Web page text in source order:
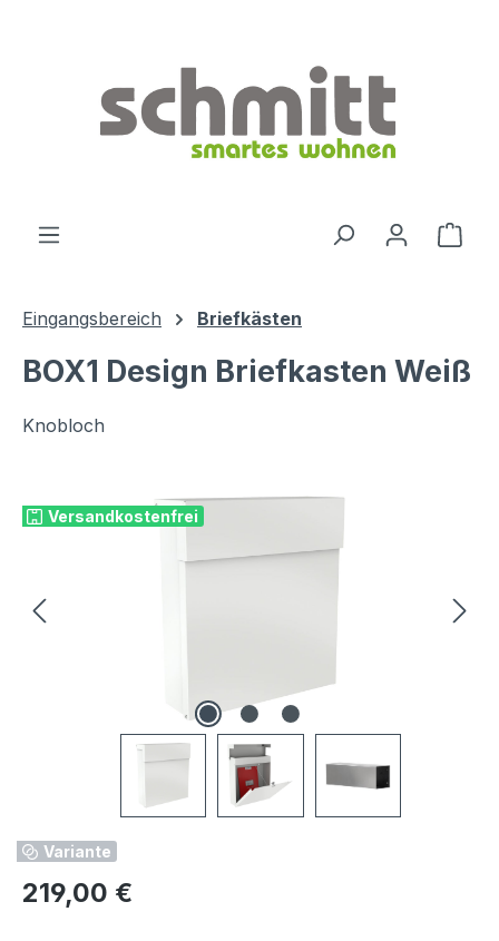
Eingangsbereich Briefkästen
BOX1 Design Briefkasten Weiß
Knobloch
Versandkostenfrei
Variante
Regulärer Preis:
219,00 €